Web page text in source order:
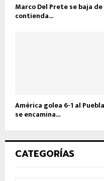
Marco Del Prete se baja de
contienda...
América golea 6-1 al
se encamina...
CATEGORÍAS